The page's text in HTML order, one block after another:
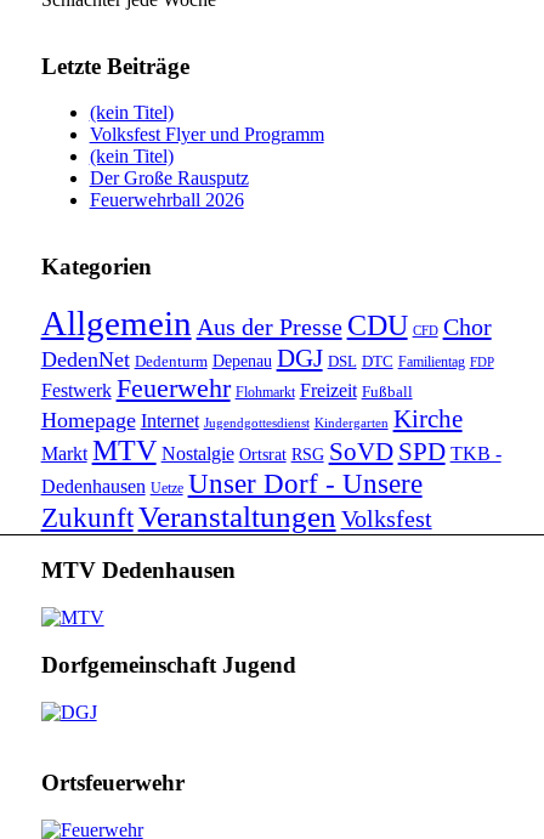
Letzte Beiträge
(kein Titel)
Volksfest Flyer und Programm
(kein Titel)
Der Große Rausputz
Feuerwehrball 2026
Kategorien
Allgemein Aus der Presse CDU CFD Chor
DedenNet Dedenturm Depenau DGJ DSL DTC Familientag FDP
Festwerk Feuerwehr Flohmarkt Freizeit Fußball
Homepage Internet Jugendgottesdienst Kindergarten Kirche
Markt MTV Nostalgie Ortsrat RSG SoVD SPD TKB -
Dedenhausen Uetze Unser Dorf - Unsere
ZukunftVeranstaltungen Volksfest
MTV Dedenhausen
Dorfgemeinschaft Jugend
Ortsfeuerwehr